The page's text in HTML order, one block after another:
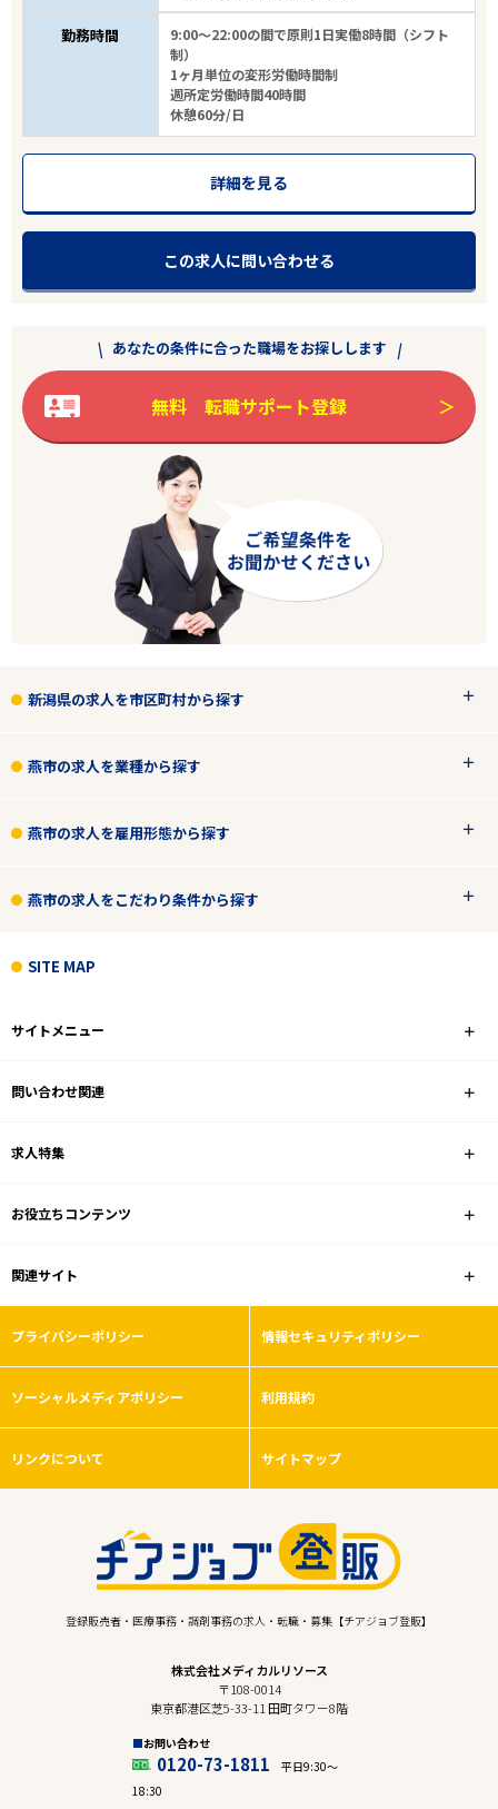
勤務時間
9:00～22:00の間で原則1日実働8時間（シフト
制）
1ヶ月単位の変形労働時間制
週所定労働時間40時間
休憩60分/日
詳細を見る
この求人に問い合わせる
あなたの条件に合った職場をお探しします
無料 転職サポート登録
新潟県の求人を市区町村から探す
燕市の求人を業種から探す
燕市の求人を雇用形態から探す
燕市の求人をこだわり条件から探す
SITE MAP
サイトメニュー
問い合わせ関連
求人特集
お役立ちコンテンツ
関連サイト
プライバシーポリシー 情報セキュリティポリシー
ソーシャルメディアポリシー 利用規約
リンクについて サイトマップ
登録販売者・医療事務・調剤事務の求人・転職・募集【チアジョブ登販】
株式会社メディカルリソース
〒108-0014
東京都港区芝5-33-11 田町タワー8階
お問い合わせ
0120-73-1811
平日9:30〜
18:30